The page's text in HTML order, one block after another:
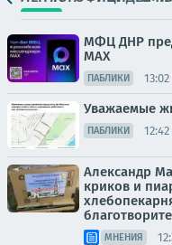
МФЦ ДНР
MAX
ПАБЛИКИ 13:02
Уважаемые
ПАБЛИКИ 12:42
Александр
криков и
МНЕНИЯ